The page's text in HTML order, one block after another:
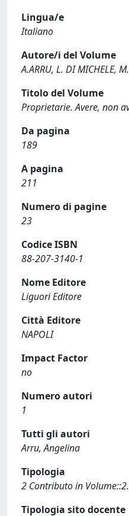
Lingua/e
Italiano
Autore/i del Volume
A.ARRU, L. DI MICHELE,
Titolo del Volume
Proprietarie. Avere, non
Da pagina
189
A pagina
211
Numero di pagine
23
Codice ISBN
88-207-3140-1
Nome Editore
Liguori Editore
Città Editore
NAPOLI
Impact Factor
no
Numero autori
1
Tutti gli autori
Arru, Angelina
Tipologia
2 Contributo in
Tipologia sito docente